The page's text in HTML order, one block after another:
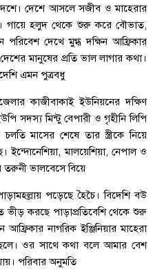
দেশে আসলে সজীব ও মাহেরার
গায়ে হলুদ থেকে শুরু করে বৌভাত,
দেখে মুগ্ধ দক্ষিন আফ্রিকার
মানুষের প্রতি ভাল লাগার কথা।
এমন পুত্রবধু
কাজীবাকাই ইউনিয়নের দক্ষিণ
সদস্য মিন্টু বেপারী ও গৃহীনি লিপি
মাসের শেষে তার স্ত্রীকে নিয়ে
ইন্দোনেশিয়া, মালয়েশিয়া, নেপাল ও
তরুনী ভালবেসে বিয়ে
পড়েছে হৈচৈ। বিদেশি বউ
ভীড় করছে পাড়াপ্রতিবেশি থেকে শুরু
নাগরিক ইঞ্জিনিয়ার মাহেরা
ওর সাথে কথা বলে আমার বেশ
পরিবার অনুমতি